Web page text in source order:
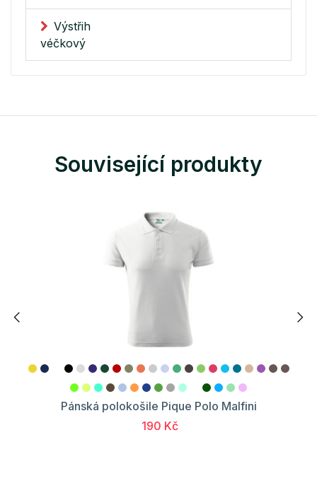
Výstřih
véčkový
Související produkty
Pánská polokošile Pique Polo Malfini
190 Kč